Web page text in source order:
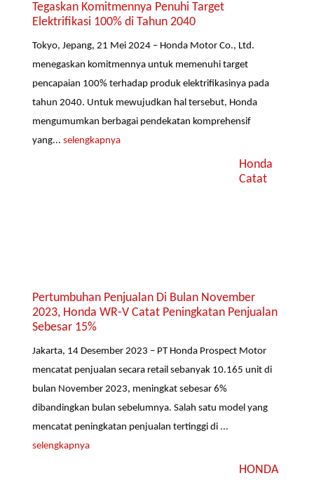
Tegaskan Komitmennya Penuhi Target
Elektrifikasi 100% di Tahun 2040
Tokyo, Jepang, 21 Mei 2024 – Honda Motor Co., Ltd.
menegaskan komitmennya untuk memenuhi target
pencapaian 100% terhadap produk elektrifikasinya pada
tahun 2040. Untuk mewujudkan hal tersebut, Honda
mengumumkan berbagai pendekatan komprehensif
yang...selengkapnya
Honda
Catat
Pertumbuhan Penjualan Di Bulan November
2023, Honda WR-V Catat Peningkatan Penjualan
Sebesar 15%
Jakarta, 14 Desember 2023 – PT Honda Prospect Motor
mencatat penjualan secara retail sebanyak 10.165 unit di
bulan November 2023, meningkat sebesar 6%
dibandingkan bulan sebelumnya. Salah satu model yang
mencatat peningkatan penjualan tertinggi di ...
selengkapnya
HONDA